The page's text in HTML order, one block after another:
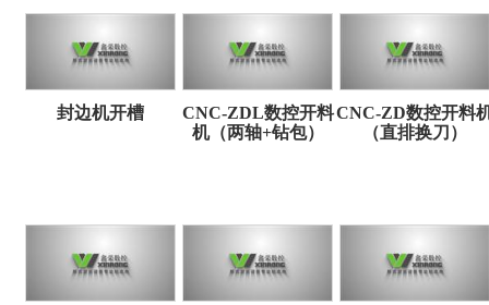
封边机开槽
CNC-ZDL数控开料
机（两轴+钻包）
CNC-ZD数控开料
（直排换刀）